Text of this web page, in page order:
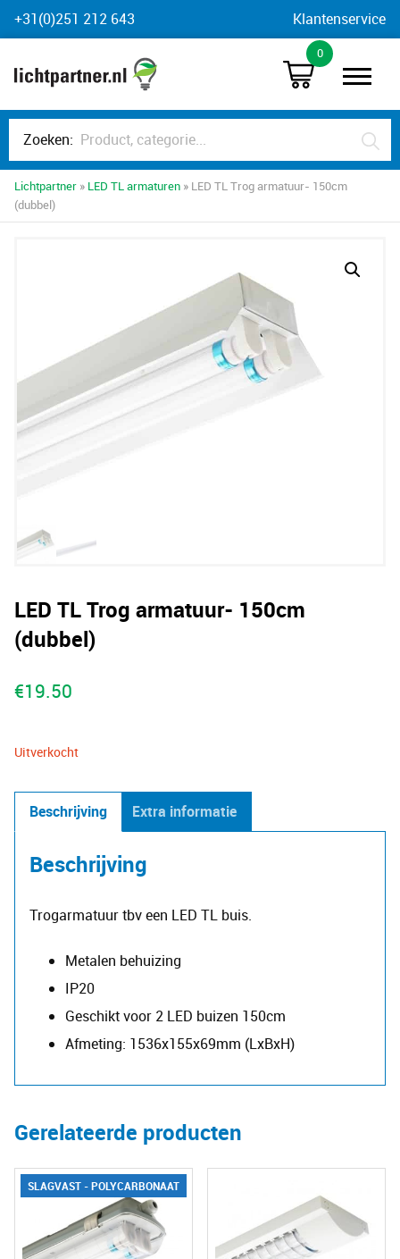
Skip
to
+31(0)251 212 643 Klantenservice
0
Zoeken:
Lichtpartner » LED TL armaturen » LED TL Trog armatuur- 150cm
(dubbel)
LED TL Trog armatuur- 150cm
(dubbel)
€19.50
Uitverkocht
Beschrijving Extra informatie
Beschrijving
Trogarmatuur tbv een LED TL buis.
Metalen behuizing
IP20
Geschikt voor 2 LED buizen 150cm
Afmeting: 1536x155x69mm (LxBxH)
Gerelateerde producten
SLAGVAST - POLYCARBONAAT